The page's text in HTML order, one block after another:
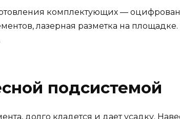
комплектующих —
лазерная разметка на площадке.
подсистемой
долго кладется и дает усадку.